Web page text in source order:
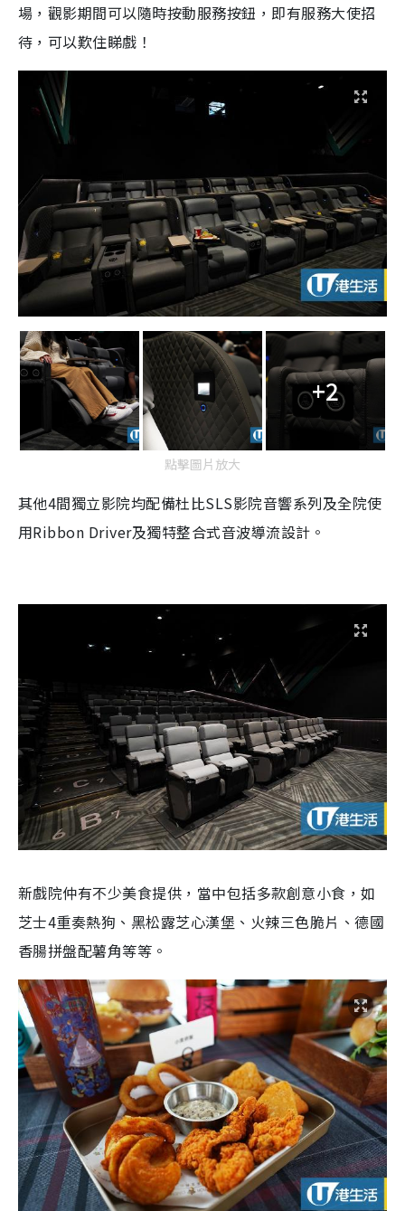
場，觀影期間可以隨時按動服務按鈕，即有服務大使招
待，可以歎住睇戲！
+2
點擊圖片放大
其他4間獨立影院均配備杜比SLS影院音響系列及全院使
用Ribbon Driver及獨特整合式音波導流設計。
新戲院仲有不少美食提供，當中包括多款創意小食，如
芝士4重奏熱狗、黑松露芝心漢堡、火辣三色脆片、德國
香腸拼盤配薯角等等。